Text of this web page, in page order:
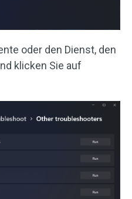
oder den Dienst, den
klicken Sie auf